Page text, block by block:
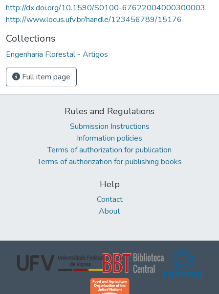
http://dx.doi.org/10.1590/S0100-67622004000300003
http://www.locus.ufv.br/handle/123456789/15176
Collections
Engenharia Florestal - Artigos
Full item page
Rules and Regulations
Submission Instructions
Information policies
Terms of authorization for publication
Terms of authorization for publishing books
Help
Contact
About